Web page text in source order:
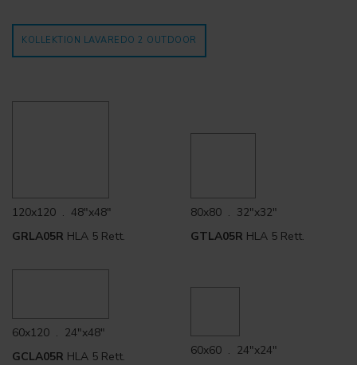
KOLLEKTION LAVAREDO 2 OUTDOOR
120x120 . 48"x48"
GRLA05R HLA 5 Rett.
80x80 . 32"x32"
GTLA05R HLA 5 Rett.
60x120 . 24"x48"
GCLA05R HLA 5 Rett.
60x60 . 24"x24"